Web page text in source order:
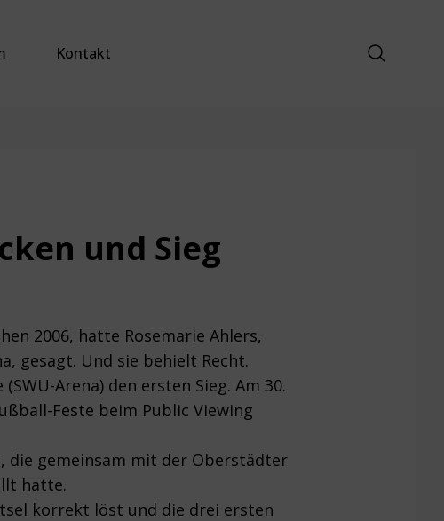
Kontakt Suche
und Sieg
2006, hatte Rosemarie Ahlers,
gesagt. Und sie behielt Recht.
Arena) den ersten Sieg. Am 30.
Feste beim Public Viewing
die gemeinsam mit der Oberstädter
hatte.
korrekt löst und die drei ersten